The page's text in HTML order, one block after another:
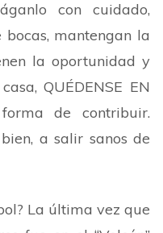
con cuidado,
mantengan la
la oportunidad y
QUÉDENSE EN
de contribuir.
a salir sanos de
La última vez que